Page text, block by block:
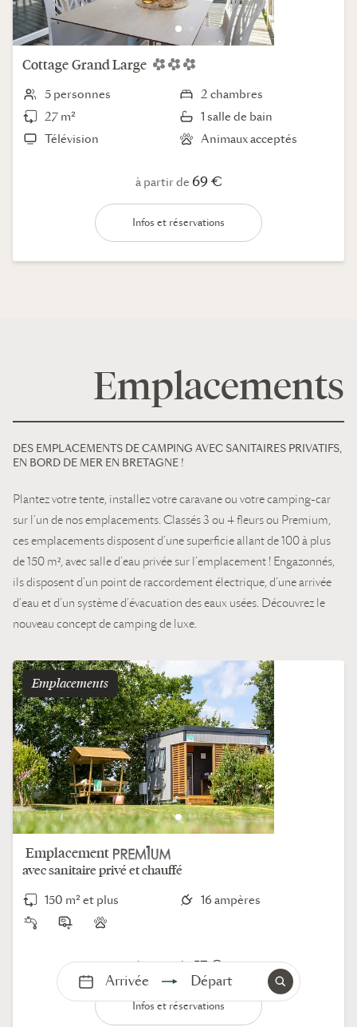
Arrivée Départ
Cottage Grand Large
5 personnes
2 chambres
27 m²
1 salle de bain
Télévision
Animaux acceptés
à partir de 69 €
Infos et réservations
Emplacements
DES EMPLACEMENTS DE CAMPING AVEC SANITAIRES PRIVATIFS,
EN BORD DE MER EN BRETAGNE !
Plantez votre tente, installez votre caravane ou votre camping-car
sur l’un de nos emplacements. Classés 3 ou 4 fleurs ou Premium,
ces emplacements disposent d’une superficie allant de 100 à plus
de 150 m², avec salle d’eau privée sur l’emplacement ! Engazonnés,
ils disposent d’un point de raccordement électrique, d’une arrivée
d’eau et d’un système d’évacuation des eaux usées. Découvrez le
nouveau concept de camping de luxe.
emplacements
Emplacement
avec sanitaire privé et chauffé
150 m² et plus 16 ampères
à partir de57 €
Infos et réservations